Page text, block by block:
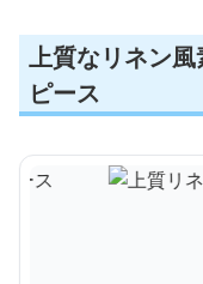
上質なリネン
ピース